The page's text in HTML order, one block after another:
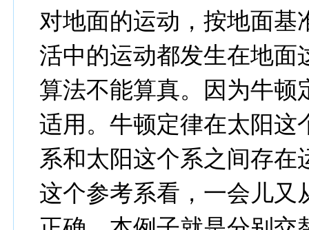
对地面的运动，按地面基
活中的运动都发生在地面
算法不能算真。因为牛顿
适用。牛顿定律在太阳这
系和太阳这个系之间存
这个参考系看，一会儿又